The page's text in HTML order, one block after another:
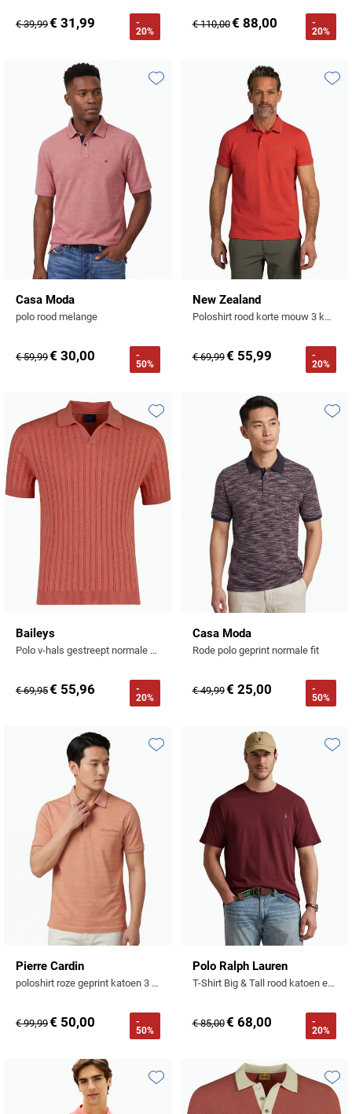
€ 39,99€ 31,99
-
20%
€ 110,00€ 88,00
-
20%
Casa Moda
polo rood melange
€ 59,99€ 30,00
-
50%
Toevoegen aan favorieten
New Zealand
Poloshirt rood korte mouw 3 knoops
€ 69,99€ 55,99
-
20%
Baileys
Polo v-hals gestreept normale fit rood
€ 69,95€ 55,96
-
20%
Toevoegen aan favorieten
Casa Moda
Rode polo geprint normale fit
€ 49,99€ 25,00
-
50%
Pierre Cardin
poloshirt roze geprint katoen 3 knoops
€ 99,99€ 50,00
-
50%
Toevoegen aan favorieten
Polo Ralph Lauren
T-Shirt Big & Tall rood katoen effen
€ 85,00€ 68,00
-
20%
Toevoegen aan favorieten